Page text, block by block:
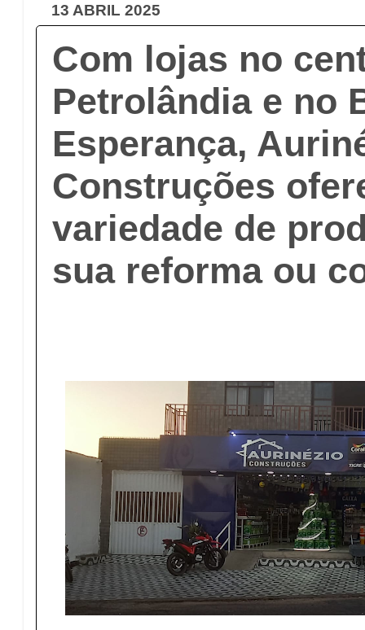
13 ABRIL 2025
Com lojas no
Petrolândia e no
Esperança,
Construções
variedade de
sua reforma ou